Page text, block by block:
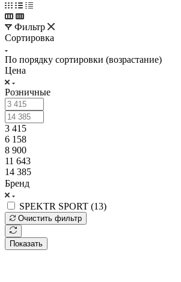
Фильтр
Сортировка
По порядку сортировки (возрастание)
Цена
Розничные
3 415
6 158
8 900
11 643
14 385
Бренд
SPEKTR SPORT (13)
Очистить фильтр
Показать